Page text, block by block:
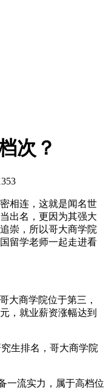
次？
相连，这就是闻名世
出名，更因为其强大
崇，所以哥大商学院
留学老师一起走进看
商学院位于第三，
，就业薪资涨幅达到
生排名，哥大商学院
流实力，属于高档位